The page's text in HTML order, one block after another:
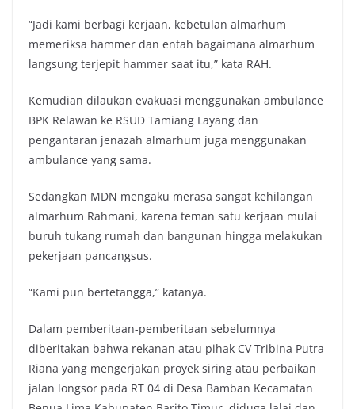
“Jadi kami berbagi kerjaan, kebetulan almarhum
memeriksa hammer dan entah bagaimana almarhum
langsung terjepit hammer saat itu,” kata RAH.
Kemudian dilaukan evakuasi menggunakan ambulance
BPK Relawan ke RSUD Tamiang Layang dan
pengantaran jenazah almarhum juga menggunakan
ambulance yang sama.
Sedangkan MDN mengaku merasa sangat kehilangan
almarhum Rahmani, karena teman satu kerjaan mulai
buruh tukang rumah dan bangunan hingga melakukan
pekerjaan pancangsus.
“Kami pun bertetangga,” katanya.
Dalam pemberitaan-pemberitaan sebelumnya
diberitakan bahwa rekanan atau pihak CV Tribina Putra
Riana yang mengerjakan proyek siring atau perbaikan
jalan longsor pada RT 04 di Desa Bamban Kecamatan